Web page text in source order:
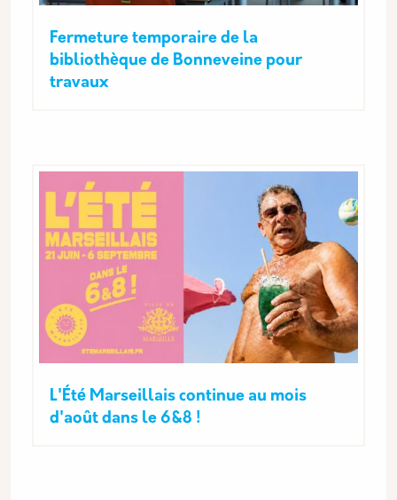
Fermeture temporaire de la
bibliothèque de Bonneveine pour
travaux
L'Été Marseillais continue au mois
d'août dans le 6&8 !